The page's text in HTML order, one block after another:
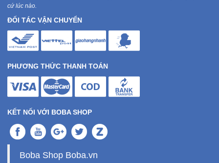
cứ lúc nào.
ĐỐI TÁC VẬN CHUYỂN
PHƯƠNG THỨC THANH TOÁN
KẾT NỐI VỚI BOBA SHOP
Boba Shop Boba.vn